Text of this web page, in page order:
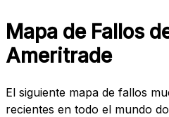
Mapa de Fallos
Ameritrade
El siguiente mapa de fallos
recientes en todo el mundo